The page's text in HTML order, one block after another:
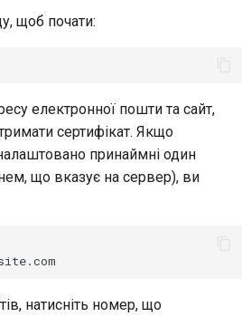
щоб почати:
електронної пошти та сайт,
сертифікат. Якщо
принаймні один
що вказує на сервер), ви
натисніть номер, що